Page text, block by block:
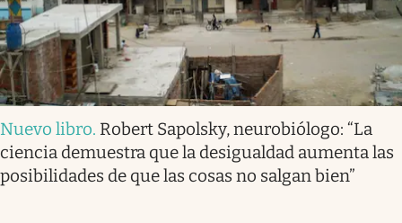
Nuevo libro. Robert Sapolsky, neurobiólogo: “La
ciencia demuestra que la desigualdad aumenta las
posibilidades de que las cosas no salgan bien”